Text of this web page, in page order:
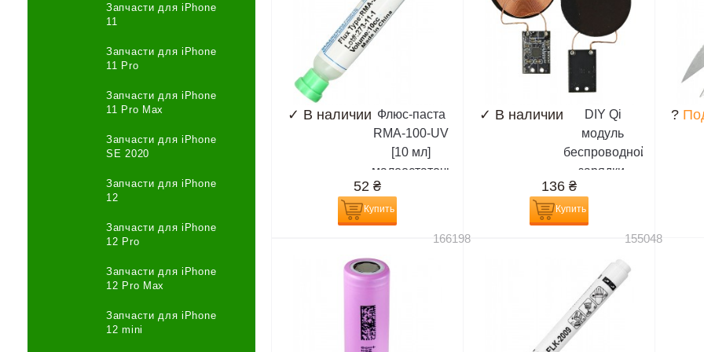
Запчасти для iPhone
11
Запчасти для iPhone
11 Pro
Запчасти для iPhone
11 Pro Max
Запчасти для iPhone
SE 2020
Запчасти для iPhone
12
Запчасти для iPhone
12 Pro
Запчасти для iPhone
12 Pro Max
Запчасти для iPhone
12 mini
✓ В наличии Флюс-паста
RMA-100-UV
[10 мл]
малоостаточная,
разновидность
RMA-223
52 ₴
Купить
✓ В наличии
DIY Qi
модуль
беспроводной
зарядки,
приемник
136 ₴
Купить
?
166198 155048